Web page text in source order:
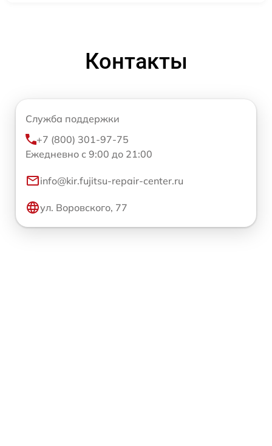
Контакты
Служба поддержки
+7 (800) 301-97-75
Ежедневно с 9:00 до 21:00
info@kir.fujitsu-repair-center.ru
ул. Воровского, 77